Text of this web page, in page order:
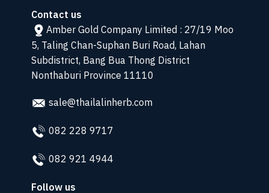
Contact us
Amber Gold Company Limited : 27/19 Moo
5, Taling Chan-Suphan Buri Road, Lahan
Subdistrict, Bang Bua Thong District
Nonthaburi Province 11110
sale@thailalinherb.com
082 228 9717
082 921 4944
Follow us